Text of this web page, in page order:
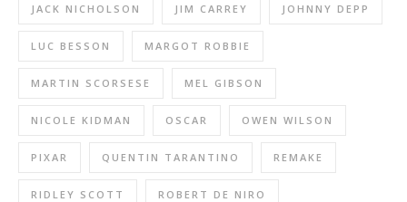
JACK NICHOLSON JIM CARREY JOHNNY DEPP
LUC BESSON MARGOT ROBBIE
MARTIN SCORSESE MEL GIBSON
NICOLE KIDMAN OSCAR OWEN WILSON
PIXAR QUENTIN TARANTINO REMAKE
RIDLEY SCOTT ROBERT DE NIRO